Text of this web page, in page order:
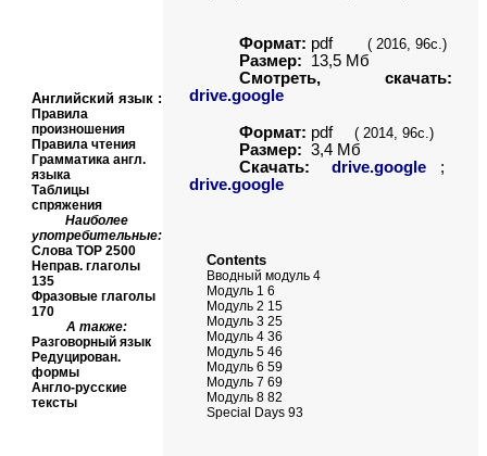
Формат: pdf ( 2016, 96с.)
Размер:
13,5 Мб
Смотреть, скачать:
drive.google
Формат: pdf ( 2014, 96с.)
Размер: 3,4 Мб
Скачать:
drive.google
;
drive.google
Contents
Вводный модуль 4
Модуль 1 6
Модуль 2 15
Модуль 3 25
Модуль 4 36
Модуль 5 46
Модуль 6 59
Модуль 7 69
Модуль 8 82
Special Days 93
Английский язык :
Правила
произношения
Правила чтения
Грамматика англ.
языка
Таблицы
спряжения
Наиболее
употребительные:
Слова TOP 2500
Неправ. глаголы
135
Фразовые глаголы
170
А также:
Разговорный язык
Редуцирован.
формы
Англо-русские
тексты